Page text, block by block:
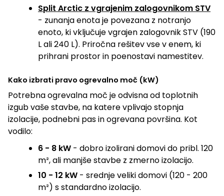
Split Arctic z vgrajenim zalogovnikom STV
- zunanja enota je povezana z notranjo
enoto, ki vključuje vgrajen zalogovnik STV (190
L ali 240 L). Priročna rešitev vse v enem, ki
prihrani prostor in poenostavi namestitev.
Kako izbrati pravo ogrevalno moč (kW)
Potrebna ogrevalna moč je odvisna od toplotnih
izgub vaše stavbe, na katere vplivajo stopnja
izolacije, podnebni pas in ogrevana površina. Kot
vodilo:
6 - 8 kW - dobro izolirani domovi do pribl. 120
m², ali manjše stavbe z zmerno izolacijo.
10 - 12 kW - srednje veliki domovi (120 - 200
m²) s standardno izolacijo.